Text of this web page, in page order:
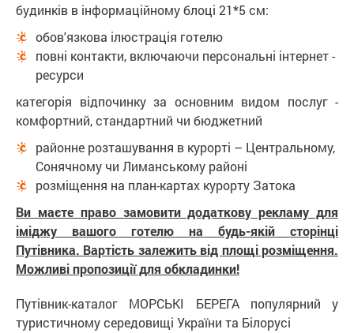
будинків в інформаційному блоці 21*5 см:
обов'язкова ілюстрація готелю
повні контакти, включаючи персональні інтернет -
ресурси
категорія відпочинку за основним видом послуг -
комфортний, стандартний чи бюджетний
районне розташування в курорті – Центральному,
Сонячному чи Лиманському районі
розміщення на план-картах курорту Затока
Ви маєте право замовити додаткову рекламу для
іміджу вашого готелю на будь-якій сторінці
Путівника. Вартість залежить від площі розміщення.
Можливі пропозиції для обкладинки!
Путівник-каталог МОРСЬКІ БЕРЕГА популярний у
туристичному середовищі України та Білорусі